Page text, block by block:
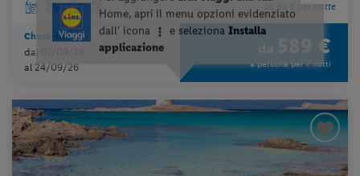
da 85 € per notte
Check-in
dal 07/09/26
al 24/09/26
da 589 €
a persona per 7 notti